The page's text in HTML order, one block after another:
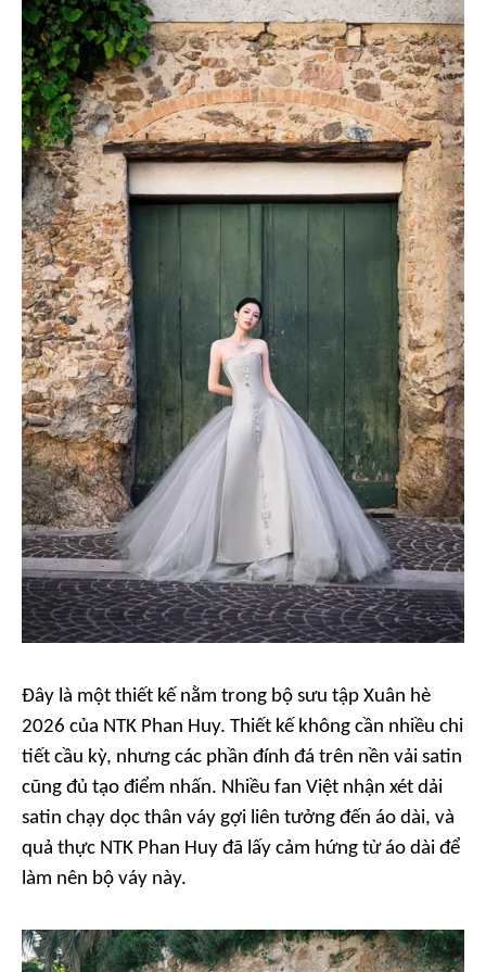
Đây là một thiết kế nằm trong bộ sưu tập Xuân hè
2026 của NTK Phan Huy. Thiết kế không cần nhiều chi
tiết cầu kỳ, nhưng các phần đính đá trên nền vải satin
cũng đủ tạo điểm nhấn. Nhiều fan Việt nhận xét dải
satin chạy dọc thân váy gợi liên tưởng đến áo dài, và
quả thực NTK Phan Huy đã lấy cảm hứng từ áo dài để
làm nên bộ váy này.